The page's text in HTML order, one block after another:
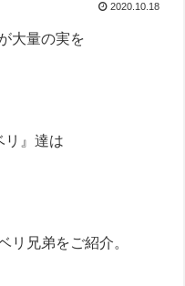
2020.10.18
大量の実を
リ』達は
リ兄弟をご紹介。